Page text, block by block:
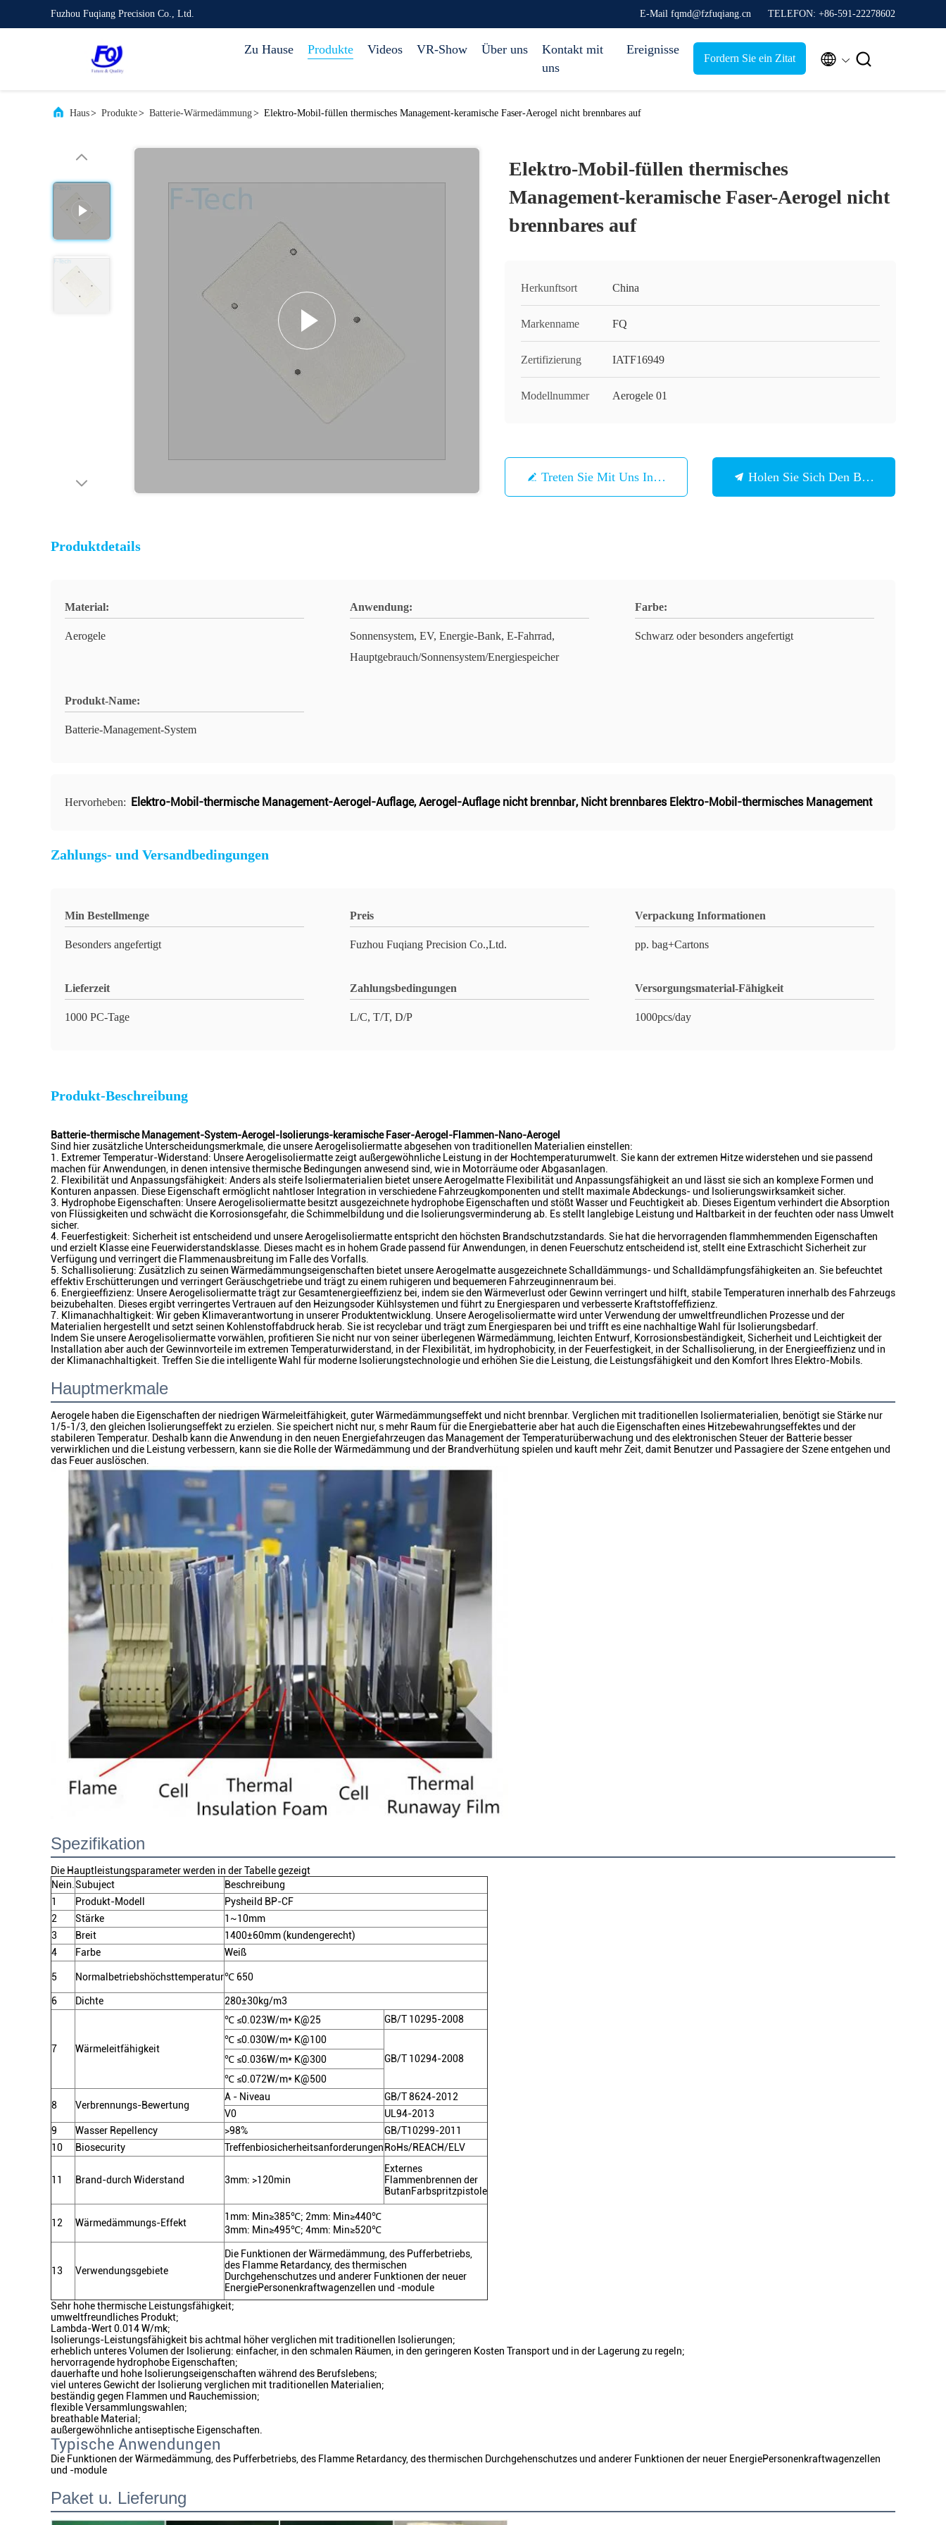
Fuzhou Fuqiang Precision Co., Ltd. E-Mail fqmd@fzfuqiang.cn TELEFON: +86-591-22278602
Zu Hause Produkte Videos VR-Show Über uns
Kontakt mit
uns
Ereignisse
Fordern Sie ein Zitat  
Haus> Produkte> Batterie-Wärmedämmung> Elektro-Mobil-füllen thermisches Management-keramische Faser-Aerogel nicht brennbares auf
Elektro-Mobil-füllen thermisches
Management-keramische Faser-Aerogel nicht
brennbares auf
Herkunftsort China
Markenname FQ
Zertifizierung IATF16949
Modellnummer Aerogele 01
Treten Sie Mit Uns In Verbindung Holen Sie Sich Den Besten Preis
Produktdetails
Material:
Aerogele
Anwendung:
Sonnensystem, EV, Energie-Bank, E-Fahrrad,
Hauptgebrauch/Sonnensystem/Energiespeicher
Farbe:
Schwarz oder besonders angefertigt
Produkt-Name:
Batterie-Management-System
Hervorheben: Elektro-Mobil-thermische Management-Aerogel-Auflage,Aerogel-Auflage nicht brennbar, Nicht brennbares Elektro-Mobil-thermisches Management
Zahlungs- und Versandbedingungen
Min Bestellmenge
Besonders angefertigt
Preis
Fuzhou Fuqiang Precision Co.,Ltd.
Verpackung Informationen
pp. bag+Cartons
Lieferzeit
1000 PC-Tage
Zahlungsbedingungen
L/C, T/T, D/P
Versorgungsmaterial-Fähigkeit
1000pcs/day
Produkt-Beschreibung
Batterie-thermische Management-System-Aerogel-Isolierungs-keramische Faser-Aerogel-Flammen-Nano-Aerogel
Sind hier zusätzliche Unterscheidungsmerkmale, die unsere Aerogelisoliermatte abgesehen von traditionellen Materialien einstellen:
1. Extremer Temperatur-Widerstand: Unsere Aerogelisoliermatte zeigt außergewöhnliche Leistung in der Hochtemperaturumwelt. Sie kann der extremen Hitze widerstehen und sie passend
machen für Anwendungen, in denen intensive thermische Bedingungen anwesend sind, wie in Motorräume oder Abgasanlagen.
2. Flexibilität und Anpassungsfähigkeit: Anders als steife Isoliermaterialien bietet unsere Aerogelmatte Flexibilität und Anpassungsfähigkeit an und lässt sie sich an komplexe Formen und
Konturen anpassen. Diese Eigenschaft ermöglicht nahtloser Integration in verschiedene Fahrzeugkomponenten und stellt maximale Abdeckungs- und Isolierungswirksamkeit sicher.
3. Hydrophobe Eigenschaften: Unsere Aerogelisoliermatte besitzt ausgezeichnete hydrophobe Eigenschaften und stößt Wasser und Feuchtigkeit ab. Dieses Eigentum verhindert die Absorption
von Flüssigkeiten und schwächt die Korrosionsgefahr, die Schimmelbildung und die Isolierungsverminderung ab. Es stellt langlebige Leistung und Haltbarkeit in der feuchten oder nass Umwelt
sicher.
4. Feuerfestigkeit: Sicherheit ist entscheidend und unsere Aerogelisoliermatte entspricht den höchsten Brandschutzstandards. Sie hat die hervorragenden flammhemmenden Eigenschaften
und erzielt Klasse eine Feuerwiderstandsklasse. Dieses macht es in hohem Grade passend für Anwendungen, in denen Feuerschutz entscheidend ist, stellt eine Extraschicht Sicherheit zur
Verfügung und verringert die Flammenausbreitung im Falle des Vorfalls.
5. Schallisolierung: Zusätzlich zu seinen Wärmedämmungseigenschaften bietet unsere Aerogelmatte ausgezeichnete Schalldämmungs- und Schalldämpfungsfähigkeiten an. Sie befeuchtet
effektiv Erschütterungen und verringert Geräuschgetriebe und trägt zu einem ruhigeren und bequemeren Fahrzeuginnenraum bei.
6. Energieeffizienz: Unsere Aerogelisoliermatte trägt zur Gesamtenergieeffizienz bei, indem sie den Wärmeverlust oder Gewinn verringert und hilft, stabile Temperaturen innerhalb des Fahrzeugs
beizubehalten. Dieses ergibt verringertes Vertrauen auf den Heizungsoder Kühlsystemen und führt zu Energiesparen und verbesserte Kraftstoffeffizienz.
7. Klimanachhaltigkeit: Wir geben Klimaverantwortung in unserer Produktentwicklung. Unsere Aerogelisoliermatte wird unter Verwendung der umweltfreundlichen Prozesse und der
Materialien hergestellt und setzt seinen Kohlenstoffabdruck herab. Sie ist recyclebar und trägt zum Energiesparen bei und trifft es eine nachhaltige Wahl für Isolierungsbedarf.
Indem Sie unsere Aerogelisoliermatte vorwählen, profitieren Sie nicht nur von seiner überlegenen Wärmedämmung, leichten Entwurf, Korrosionsbeständigkeit, Sicherheit und Leichtigkeit der
Installation aber auch der Gewinnvorteile im extremen Temperaturwiderstand, in der Flexibilität, im hydrophobicity, in der Feuerfestigkeit, in der Schallisolierung, in der Energieeffizienz und in
der Klimanachhaltigkeit. Treffen Sie die intelligente Wahl für moderne Isolierungstechnologie und erhöhen Sie die Leistung, die Leistungsfähigkeit und den Komfort Ihres Elektro-Mobils.
Hauptmerkmale
Aerogele haben die Eigenschaften der niedrigen Wärmeleitfähigkeit, guter Wärmedämmungseffekt und nicht brennbar. Verglichen mit traditionellen Isoliermaterialien, benötigt sie Stärke nur
1/5-1/3, den gleichen Isolierungseffekt zu erzielen. Sie speichert nicht nur, s mehr Raum für die Energiebatterie aber hat auch die Eigenschaften eines Hitzebewahrungseffektes und der
stabileren Temperatur. Deshalb kann die Anwendung in den neuen Energiefahrzeugen das Management der Temperaturüberwachung und des elektronischen Steuer der Batterie besser
verwirklichen und die Leistung verbessern, kann sie die Rolle der Wärmedämmung und der Brandverhütung spielen und kauft mehr Zeit, damit Benutzer und Passagiere der Szene entgehen und
das Feuer auslöschen.
Spezifikation
Die Hauptleistungsparameter werden in der Tabelle gezeigt
Nein.Subuject
Beschreibung
1
Produkt-Modell
Pysheild BP-CF
2
Stärke
1~10mm
3
Breit
1400±60mm (kundengerecht)
4
Farbe Weiß
5 Normalbetriebshöchsttemperatur℃ 650
6 Dichte 280±30kg/m3
7 Wärmeleitfähigkeit
℃ ≤0.023W/m* K@25
GB/T 10295-2008
℃ ≤0.030W/m* K@100
GB/T 10294-2008
℃ ≤0.036W/m* K@300
℃ ≤0.072W/m* K@500
8 Verbrennungs-Bewertung
A - Niveau
GB/T 8624-2012
V0
UL94-2013
9
Wasser Repellency >98%
GB/T10299-2011
10
Biosecurity Treffenbiosicherheitsanforderungen RoHs/REACH/ELV
11 Brand-durch Widerstand 3mm: >120min
Externes
Flammenbrennen der
ButanFarbspritzpistole
12 Wärmedämmungs-Effekt
1mm: Min≥385℃; 2mm: Min≥440℃
3mm: Min≥495℃; 4mm: Min≥520℃
13 Verwendungsgebiete
Die Funktionen der Wärmedämmung, des Pufferbetriebs,
des Flamme Retardancy, des thermischen
Durchgehenschutzes und anderer Funktionen der neuer
EnergiePersonenkraftwagenzellen und -module
Sehr hohe thermische Leistungsfähigkeit;
umweltfreundliches Produkt;
Lambda-Wert 0.014 W/mk;
Isolierungs-Leistungsfähigkeit bis achtmal höher verglichen mit traditionellen Isolierungen;
erheblich unteres Volumen der Isolierung: einfacher, in den schmalen Räumen, in den geringeren Kosten Transport und in der Lagerung zu regeln;
hervorragende hydrophobe Eigenschaften;
dauerhafte und hohe Isolierungseigenschaften während des Berufslebens;
viel unteres Gewicht der Isolierung verglichen mit traditionellen Materialien;
beständig gegen Flammen und Rauchemission;
flexible Versammlungswahlen;
breathable Material;
außergewöhnliche antiseptische Eigenschaften.
Typische Anwendungen
Die Funktionen der Wärmedämmung, des Pufferbetriebs, des Flamme Retardancy, des thermischen Durchgehenschutzes und anderer Funktionen der neuer EnergiePersonenkraftwagenzellen
und -module
Paket u. Lieferung